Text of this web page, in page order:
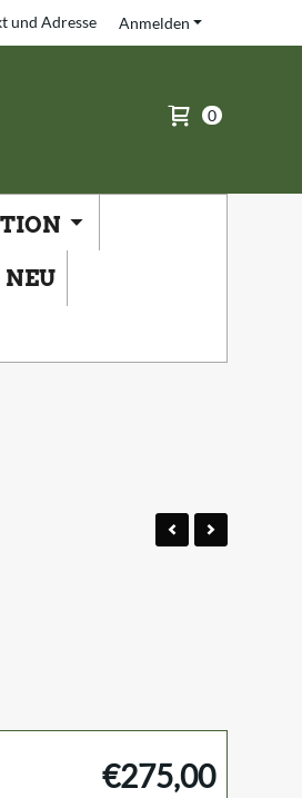
Anmelden
und Adresse
0
NEU
€275,00